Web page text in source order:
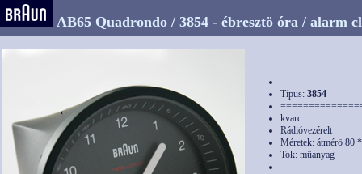
AB65 Quadrondo / 3854 - ébresztö óra / alarm
Típus: 3854
kvarc
Rádióvezérelt
Méretek: átmérö 80
Tok: müanyag